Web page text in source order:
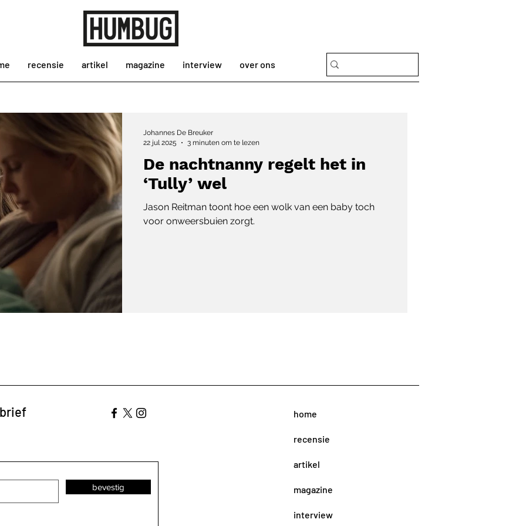
recensie artikel magazine interview over ons
De nachtnanny regelt het in
‘Tully’ wel
Jason Reitman toont hoe een wolk van een baby toch
voor onweersbuien zorgt.
Johannes De Breuker
22 jul 2025
3 minuten om te lezen
bevestig
home
recensie
artikel
magazine
interview